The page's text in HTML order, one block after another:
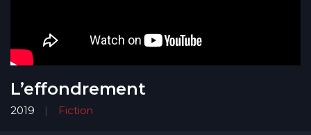
L’effondrement
2019 Fiction